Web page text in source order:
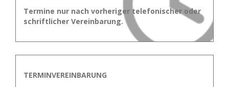
Termine nur nach vorheriger telefonischer oder
schriftlicher Vereinbarung.
TERMINVEREINBARUNG